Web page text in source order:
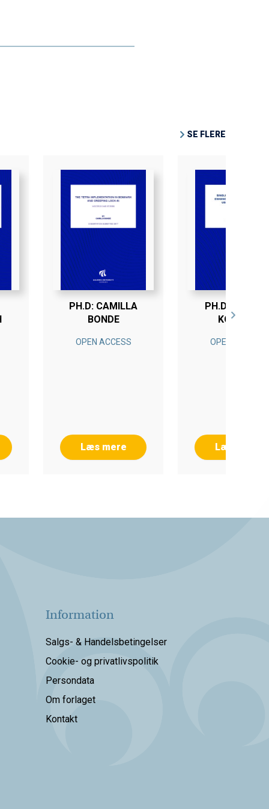
SE FLERE
PH.D: CAMILLA
BONDE
OPEN ACCESS
Læs mere
PH.D.
KOLBÆK
OPEN ACCESS
Læs mere
Information
Salgs- & Handelsbetingelser
Cookie- og privatlivspolitik
Persondata
Om forlaget
Kontakt